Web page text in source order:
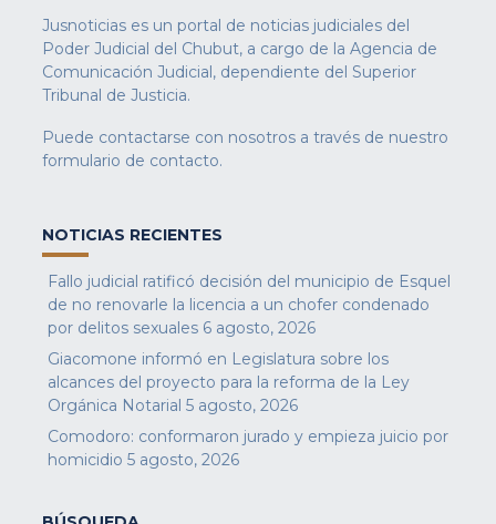
Jusnoticias es un portal de noticias judiciales del
Poder Judicial del Chubut, a cargo de la Agencia de
Comunicación Judicial, dependiente del Superior
Tribunal de Justicia.
Puede contactarse con nosotros a través de nuestro
formulario de contacto.
NOTICIAS RECIENTES
Fallo judicial ratificó decisión del municipio de Esquel
de no renovarle la licencia a un chofer condenado
por delitos sexuales 6 agosto, 2026
Giacomone informó en Legislatura sobre los
alcances del proyecto para la reforma de la Ley
Orgánica Notarial 5 agosto, 2026
Comodoro: conformaron jurado y empieza juicio por
homicidio 5 agosto, 2026